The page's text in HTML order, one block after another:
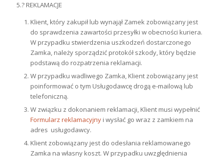
5.? REKLAMACJE
Klient, który zakupił lub wynajął Zamek zobowiązany jest
do sprawdzenia zawartości przesyłki w obecności kuriera.
W przypadku stwierdzenia uszkodzeń dostarczonego
Zamka, należy sporządzić protokół szkody, który będzie
podstawą do rozpatrzenia reklamacji.
W przypadku wadliwego Zamka, Klient zobowiązany jest
poinformować o tym Usługodawcę drogą e-mailową lub
telefoniczną.
W związku z dokonaniem reklamacji, Klient musi wypełnić
Formularz reklamacyjnyi wysłać go wraz z zamkiem na
adres usługodawcy.
Klient zobowiązany jest do odesłania reklamowanego
Zamka na własny koszt. W przypadku uwzględnienia